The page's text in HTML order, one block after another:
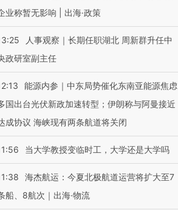
业称暂无影响 | 出海·政策
人事观察｜长期任职湖北 周新群升任中
政研室副主任
能源内参｜中东局势催化东南亚能源焦虑
国出台光伏新政加速转型；伊朗称与阿曼接近
成协议 海峡现有两条航道将关闭
当大学教授变临时工，大学还是大学吗
海杰航运：今夏北极航道运营将扩大至7
船、8航次｜出海·物流